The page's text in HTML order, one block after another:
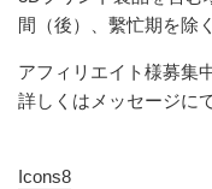
間（後）、繫忙期を除く
アフィリエイト様募集
詳しくはメッセージに
Icons8